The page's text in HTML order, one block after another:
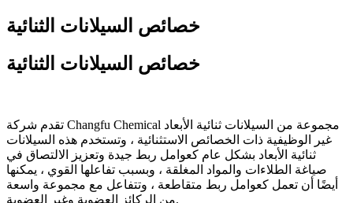
خصائص السيلانات الثنائية
خصائص السيلانات الثنائية
تقدم شركة Changfu Chemical مجموعة من السيلانات ثنائية الأبعاد
غير الوظيفية ذات الخصائص الاستثنائية ، وتستخدم هذه السيلانات
ثنائية الأبعاد بشكل عام كعوامل ربط جيدة وتعزيز الالتصاق في
صياغة الطلاءات والمواد المغلقة ، وبسبب تفاعلها القوي ، يمكنها
أيضًا أن تعمل كعوامل ربط متقاطعة ، وتتفاعل مع مجموعة واسعة
من الركائز العضوية وغير العضوية.